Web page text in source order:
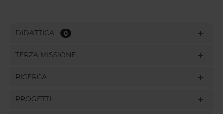
DIDATTICA 0
TERZA MISSIONE
RICERCA
PROGETTI